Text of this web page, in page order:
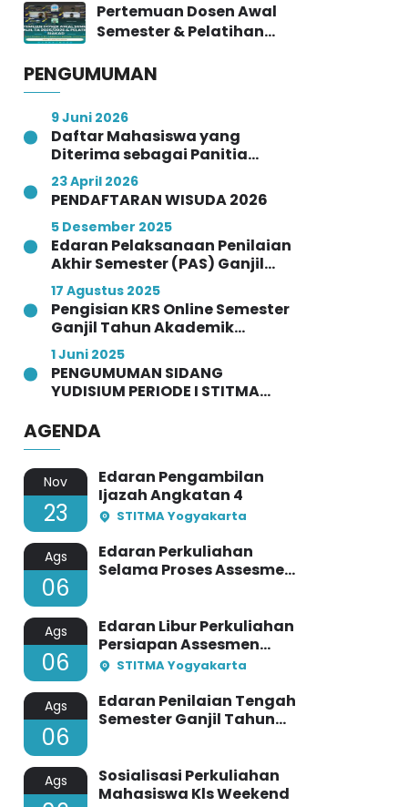
Progress & Implementasi
SIAKAD
Pertemuan Dosen Awal
Semester & Pelatihan
Yogyakarta
PENGUMUMAN
9 Juni 2026
Daftar Mahasiswa yang
Diterima sebagai Panitia
Wisuda STITMA Yogyakarta
Angkatan Ke-VI Tahun 2026
23 April 2026
PENDAFTARAN WISUDA 2026
5 Desember 2025
Edaran Pelaksanaan Penilaian
Akhir Semester (PAS) Ganjil
Tahun Akademik 2025/2026
17 Agustus 2025
Pengisian KRS Online Semester
Ganjil Tahun Akademik
2025/2026
1 Juni 2025
PENGUMUMAN SIDANG
YUDISIUM PERIODE I STITMA
2024/2025
AGENDA
Nov
23
Edaran Pengambilan
Ijazah Angkatan 4
STITMA Yogyakarta
Ags
06
Edaran Perkuliahan
Selama Proses Assesmen
Ags
06
Edaran Libur Perkuliahan
Persiapan Assesmen
Lapangan Prodi PBA
STITMA Yogyakarta
Ags
06
Edaran Penilaian Tengah
Semester Ganjil Tahun
Ags
Sosialisasi Perkuliahan
Mahasiswa Kls Weekend